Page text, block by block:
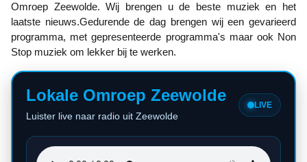
Omroep Zeewolde. Wij brengen u de beste muziek en het
laatste nieuws.Gedurende de dag brengen wij een gevarieerd
programma, met gepresenteerde programma's maar ook Non
Stop muziek om lekker bij te werken.
Lokale Omroep Zeewolde
Luister live naar radio uit Zeewolde
LIVE